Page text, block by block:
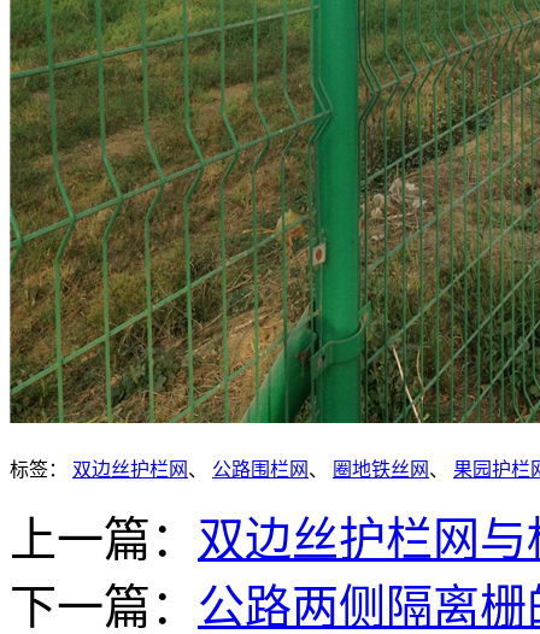
标签： 双边丝护栏网 、 公路围栏网 、 圈地铁丝网 、 果园护栏
上一篇： 双边丝护栏网
下一篇： 公路两侧隔离